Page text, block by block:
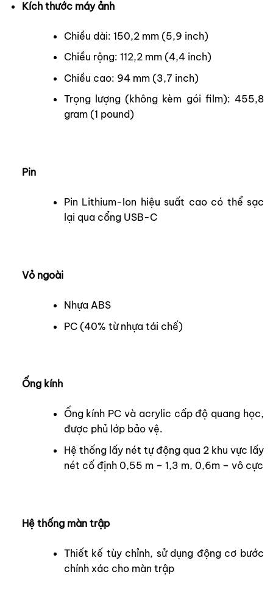
Kích thước máy ảnh
Chiều dài: 150,2 mm (5,9 inch)
Chiều rộng: 112,2 mm (4,4 inch)
Chiều cao: 94 mm (3,7 inch)
Trọng lượng (không kèm gói film): 455,8
gram (1 pound)
Pin
Pin Lithium-Ion hiệu suất cao có thể sạc
lại qua cổng USB-C
Vỏ ngoài
Nhựa ABS
PC (40% từ nhựa tái chế)
Ống kính
Ống kính PC và acrylic cấp độ quang học,
được phủ lớp bảo vệ.
Hệ thống lấy nét tự động qua 2 khu vực lấy
nét cố định 0,55 m – 1,3 m, 0,6m – vô cực
Hệ thống màn trập
Thiết kế tùy chỉnh, sử dụng động cơ bước
chính xác cho màn trập